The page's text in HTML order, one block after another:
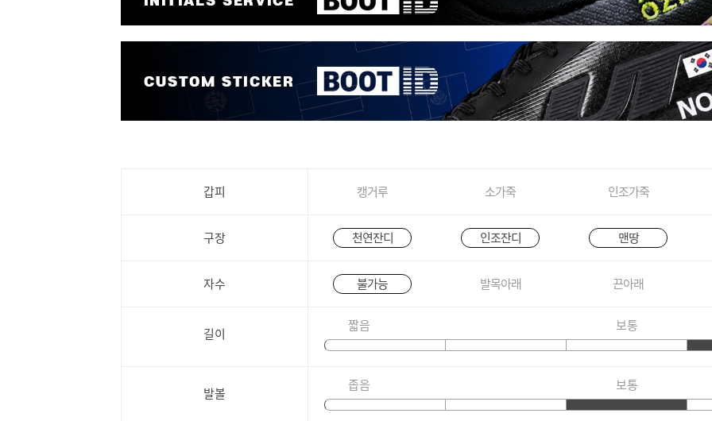
갑피 캥거루 소가죽 인조가죽
구장 천연잔디 인조잔디 맨땅
자수 불가능 발목아래 끈아래
길이 짧음 보통
발볼 좁음 보통